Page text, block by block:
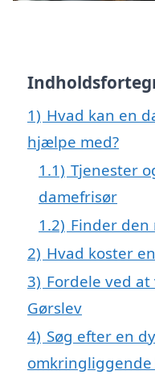
1) Hvad kan en
hjælpe med?
1.1) Tjenester
damefrisør
1.2) Finder
2) Hvad koster
3) Fordele ved
Gørslev
4) Søg efter en
omkringliggende